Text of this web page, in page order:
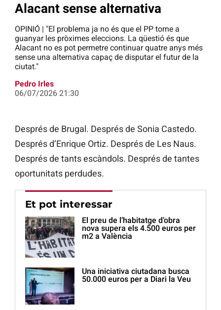
Alacant sense alternativa
OPINIÓ | "El problema ja no és que el PP torne a
guanyar les pròximes eleccions. La qüestió és que
Alacant no es pot permetre continuar quatre anys més
sense una alternativa capaç de disputar el futur de la
ciutat."
Pedro Irles
06/07/2026 21:30
Després de Brugal. Després de Sonia Castedo.
Després d’Enrique Ortiz. Després de Les Naus.
Després de tants escàndols. Després de tantes
oportunitats perdudes.
Et pot interessar
El preu de l’habitatge d’obra
nova supera els 4.500 euros per
m2 a València
Una iniciativa ciutadana busca
50.000 euros per a Diari la Veu